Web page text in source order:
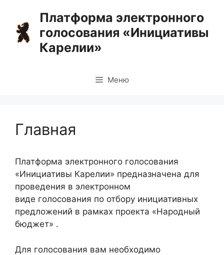
содержимому
Платформа электронного
голосования «Инициативы
Карелии»
Меню
Главная
Платформа электронного голосования
«Инициативы Карелии» предназначена для
проведения в электронном
виде голосования по отбору инициативных
предложений в рамках проекта «Народный
бюджет» .
Для голосования вам необходимо